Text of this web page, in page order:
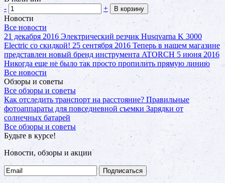
-
+ В корзину
Новости
Все новости
21 декабря 2016 Электрический резчик Husqvarna K 3000
Electric со скидкой! 25 сентября 2016 Теперь в нашем магазине
представлен новый бренд инструмента ATORCH 5 июня 2016
Никогда еще не было так просто пропилить прямую линию
Все новости
Обзоры и советы
Все обзоры и советы
Как отследить транспорт на расстояние? Правильные
фотоаппараты для повседневной съемки Зарядки от
солнечных батарей
Все обзоры и советы
Будьте в курсе!
Новости, обзоры и акции
Подписаться